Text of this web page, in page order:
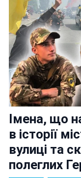
Імена, що
в історії
вулиці та
полеглих